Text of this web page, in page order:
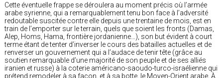
Cette éventuelle frappe se déroulera au moment précis où l’armée
arabe syrienne, qui a remarquablement tenu bon face à l’adversité
redoutable suscitée contre elle depuis une trentaine de mois, est en
train de l’emporter sur le terrain, quels que soient les fronts (Damas,
Alep, Homs, Hama, frontière jordanienne…), son but évident à court
terme étant de tenter d’inverser le cours des batailles actuelles et de
renverser un gouvernement qui a l’audace de tenir tête (grâce au
soutien remarquable d’une majorité de son peuple et de ses alliés
iranien et russe) à la coterie américano-saoudo-turco-israélienne qui
prétend remodeler à sa façon, et à sa botte, le Moyen-Orient arabe. À